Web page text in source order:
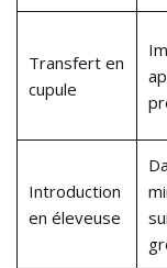
Transfert en
cupule
Introduction
en éleveuse